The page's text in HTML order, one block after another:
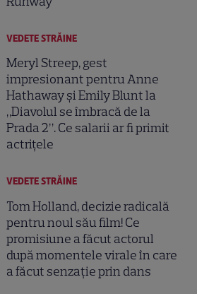
VEDETE STRĂINE
Meryl Streep, gest
impresionant pentru Anne
Hathaway și Emily Blunt la
„Diavolul se îmbracă de la
Prada 2”. Ce salarii ar fi primit
actrițele
VEDETE STRĂINE
Tom Holland, decizie radicală
pentru noul său film! Ce
promisiune a făcut actorul
după momentele virale în care
a făcut senzație prin dans